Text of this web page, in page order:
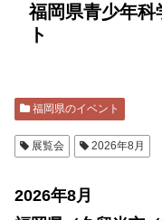
福岡県青少年
ト
福岡県のイベント
展覧会 2026年8月
2026年8月